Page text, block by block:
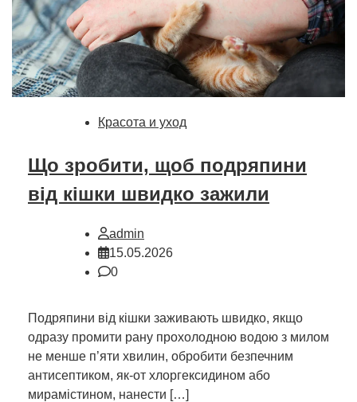
Красота и уход
Що зробити, щоб подряпини
від кішки швидко зажили
admin
15.05.2026
0
Подряпини від кішки заживають швидко, якщо
одразу промити рану прохолодною водою з милом
не менше п’яти хвилин, обробити безпечним
антисептиком, як-от хлоргексидином або
мирамістином, нанести […]